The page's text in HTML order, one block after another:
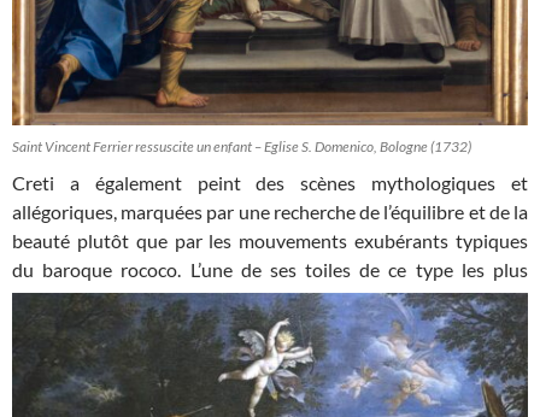
Saint Vincent Ferrier ressuscite un enfant – Eglise S. Domenico, Bologne (1732)
Creti a également peint des scènes mythologiques et
allégoriques, marquées par une recherche de l’équilibre et de la
beauté plutôt que par les mouvements exubérants typiques
du baroque rococo. L’une de ses toiles de ce type les plus